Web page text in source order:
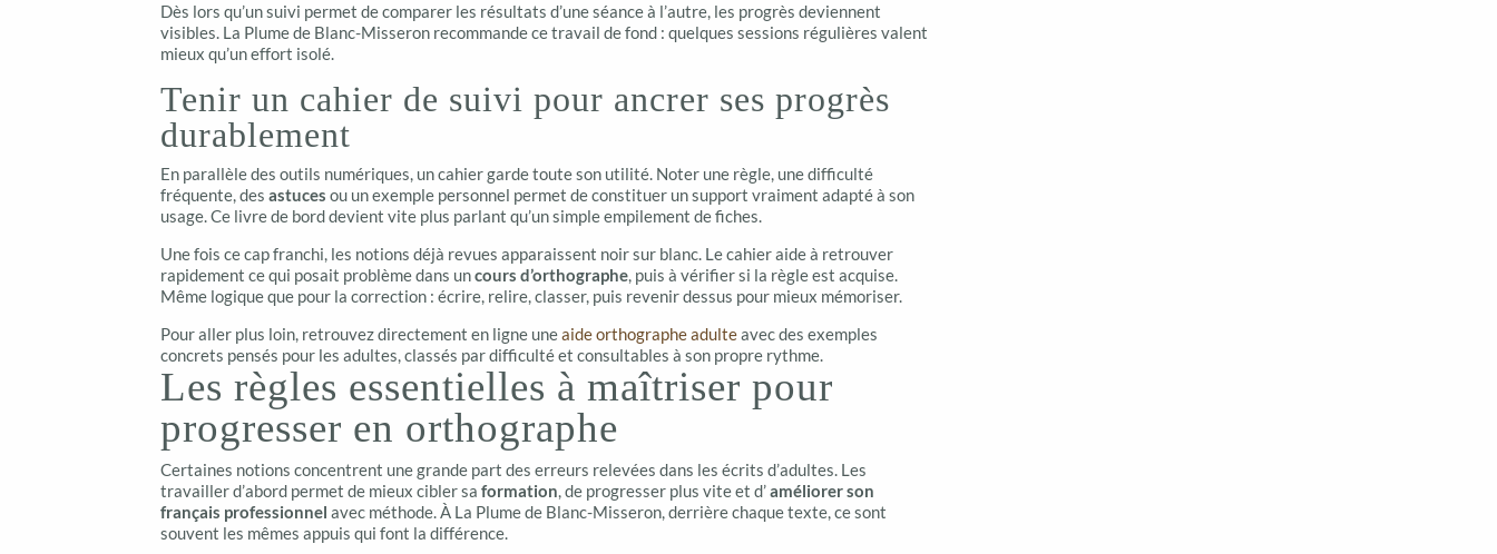
Dès lors qu’un suivi permet de comparer les résultats d’une séance à l’autre, les progrès deviennent
visibles. La Plume de Blanc-Misseron recommande ce travail de fond : quelques sessions régulières valent
mieux qu’un effort isolé.
Tenir un cahier de suivi pour ancrer ses progrès
durablement
En parallèle des outils numériques, un cahier garde toute son utilité. Noter une règle, une difficulté
fréquente, desastuces ou un exemple personnel permet de constituer un support vraiment adapté à son
usage. Ce livre de bord devient vite plus parlant qu’un simple empilement de fiches.
Une fois ce cap franchi, les notions déjà revues apparaissent noir sur blanc. Le cahier aide à retrouver
rapidement ce qui posait problème dans uncours d’orthographe, puis à vérifier si la règle est acquise.
Même logique que pour la correction : écrire, relire, classer, puis revenir dessus pour mieux mémoriser.
Pour aller plus loin, retrouvez directement en ligne uneaide orthographe adulteavec des exemples
concrets pensés pour les adultes, classés par difficulté et consultables à son propre rythme.
Les règles essentielles à maîtriser pour
progresser en orthographe
Certaines notions concentrent une grande part des erreurs relevées dans les écrits d’adultes. Les
travailler d’abord permet de mieux cibler saformation, de progresser plus vite et d’améliorer son
français professionnel avec méthode. À La Plume de Blanc-Misseron, derrière chaque texte, ce sont
souvent les mêmes appuis qui font la différence.